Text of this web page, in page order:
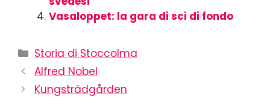
Vasaloppet: la gara di sci di fondo
Storia di Stoccolma
Alfred Nobel
Kungsträdgården